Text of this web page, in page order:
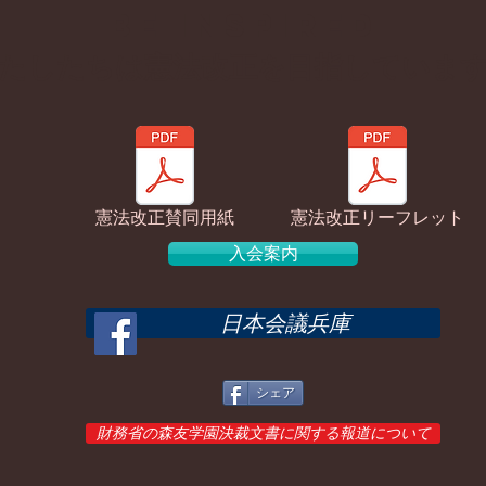
憲法改正賛同用紙 憲法改正リーフレット
入会案内
日本会議兵庫
シェア
財務省の森友学園決裁文書に関する報道について